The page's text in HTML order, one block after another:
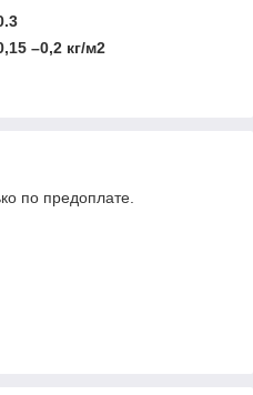
–0,2 кг/м2
по предоплате.